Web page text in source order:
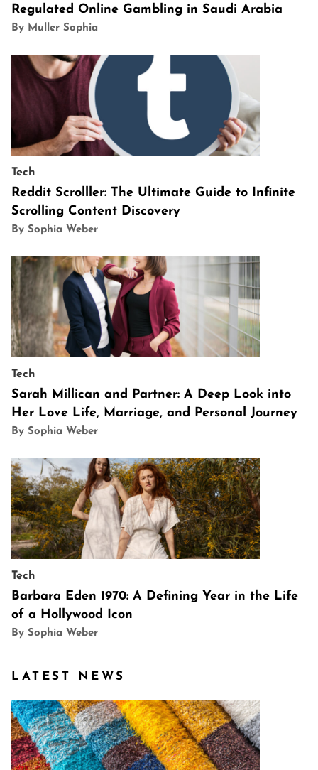
Regulated Online Gambling in Saudi Arabia
By Muller Sophia
Tech
Reddit Scrolller: The Ultimate Guide to Infinite
Scrolling Content Discovery
By Sophia Weber
Tech
Sarah Millican and Partner: A Deep Look into
Her Love Life, Marriage, and Personal Journey
By Sophia Weber
Tech
Barbara Eden 1970: A Defining Year in the Life
of a Hollywood Icon
By Sophia Weber
LATEST NEWS